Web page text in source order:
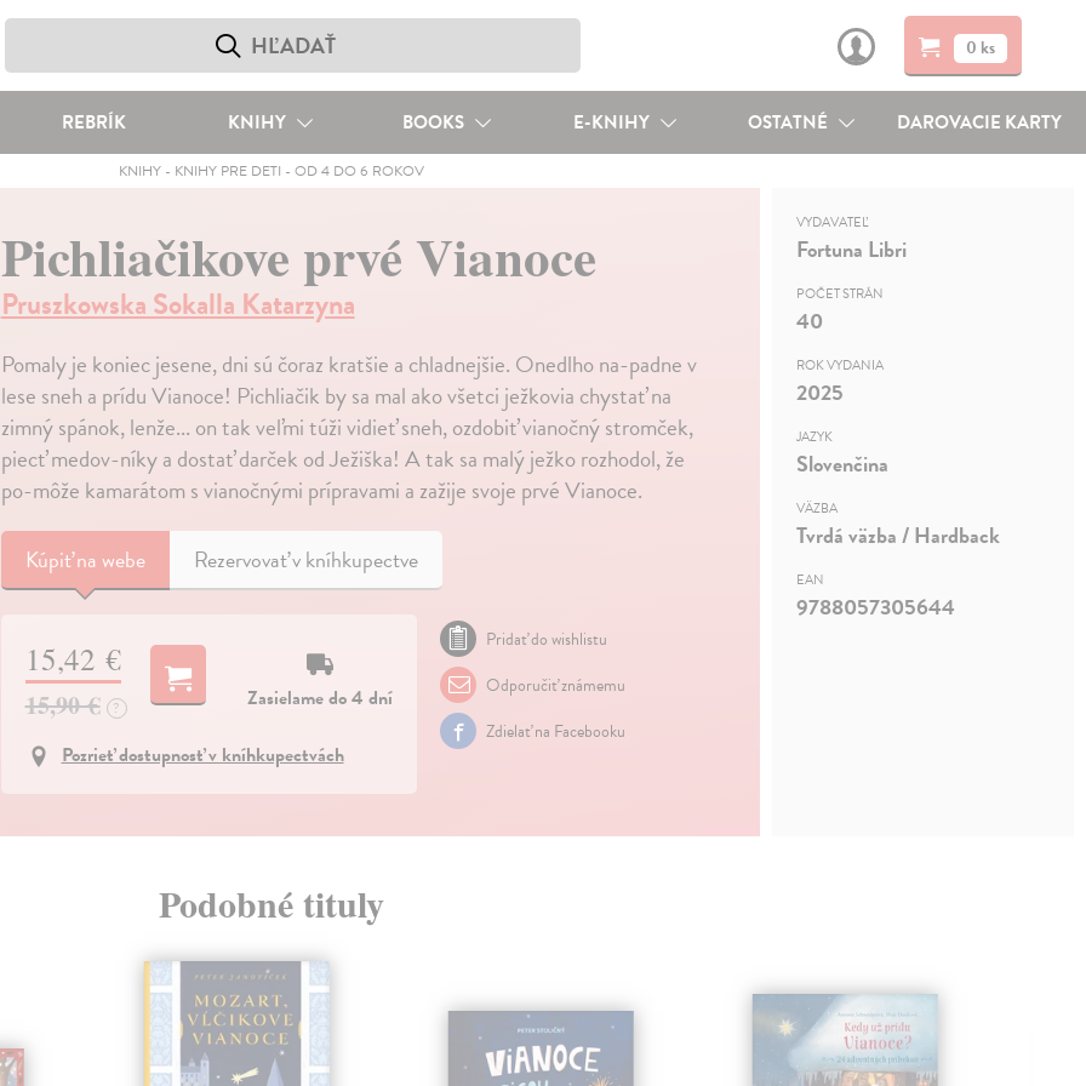
0 ks
REBRÍK KNIHY BOOKS E-KNIHY OSTATNÉ DAROVACIE KARTY
KNIHY- KNIHY PRE DETI - OD 4 DO 6 ROKOV
Pichliačikove prvé Vianoce
Pruszkowska Sokalla Katarzyna
Pomaly je koniec jesene, dni sú čoraz kratšie a chladnejšie. Onedlho na-padne v
lese sneh a prídu Vianoce! Pichliačik by sa mal ako všetci ježkovia chystať na
zimný spánok, lenže... on tak veľmi túži vidieť sneh, ozdobiť vianočný stromček,
piecť medov-níky a dostať darček od Ježiška! A tak sa malý ježko rozhodol, že
po-môže kamarátom s vianočnými prípravami a zažije svoje prvé Vianoce.
Kúpiťna webe Rezervovať v kníhkupectve
15,42 €
15,90 € ?
Zasielame do 4 dní
Pozrieť dostupnosť v kníhkupectvách
Pridať do wishlistu
Odporučiť známemu
Zdielať na Facebooku
VYDAVATEĽ
Fortuna Libri
POČET STRÁN
40
ROK VYDANIA
2025
JAZYK
Slovenčina
VÄZBA
Tvrdá väzba / Hardback
EAN
9788057305644
Podobné tituly